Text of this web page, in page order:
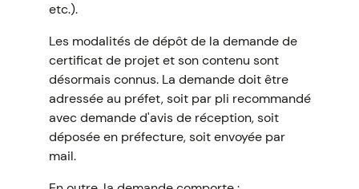
etc.).
Les modalités de dépôt de la demande de
certificat de projet et son contenu sont
désormais connus. La demande doit être
adressée au préfet, soit par pli recommandé
avec demande d'avis de réception, soit
déposée en préfecture, soit envoyée par
mail.